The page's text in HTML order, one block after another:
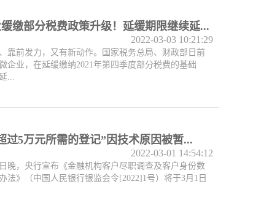
缴部分税费政策升级！延缓期限继续延...
2022-03-03 10:21:29
靠前发力，又有新动作。国家税务总局、财政部日前
企业，在延缓缴纳2021年第四季度部分税费的基础
...
过5万元所需的登记”因技术原因被暂...
2022-03-01 14:54:12
晚，央行宣布《金融机构客户尽职调查及客户身份数
法》（中国人民银行银监会令[2022]1号）将于3月1日